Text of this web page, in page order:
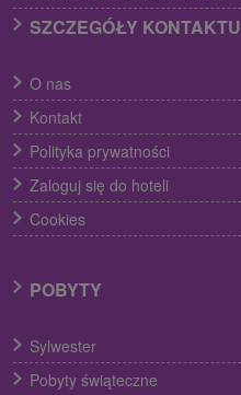
SZCZEGÓŁY KONTAKTU
O nas
Kontakt
Polityka prywatności
Zaloguj się do hoteli
Cookies
POBYTY
Sylwester
Pobyty świąteczne